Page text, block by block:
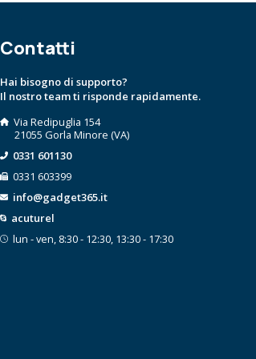
Contatti
Hai bisogno di supporto?
Il nostro team ti risponde rapidamente.
Via Redipuglia 154
21055 Gorla Minore (VA)
0331 601130
0331 603399
info@gadget365.it
acuturel
lun - ven, 8:30 - 12:30, 13:30 - 17:30